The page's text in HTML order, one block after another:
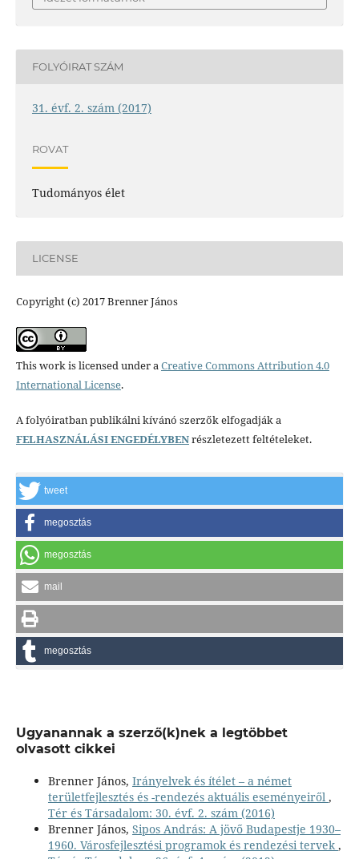
FOLYÓIRAT SZÁM
31. évf. 2. szám (2017)
ROVAT
Tudományos élet
LICENSE
Copyright (c) 2017 Brenner János
This work is licensed under aCreative Commons Attribution 4.0
International License.
A folyóiratban publikálni kívánó szerzők elfogadják a
FELHASZNÁLÁSI ENGEDÉLYBENrészletezett feltételeket.
tweet
megosztás
megosztás
mail
megosztás
Ugyanannak a szerző(k)nek a legtöbbet
olvasott cikkei
Brenner János, Irányelvek és ítélet – a német
területfejlesztés és -rendezés aktuális eseményeiről ,
Tér és Társadalom: 30. évf. 2. szám (2016)
Brenner János, Sipos András: A jövő Budapestje 1930–
1960. Városfejlesztési programok és rendezési tervek ,